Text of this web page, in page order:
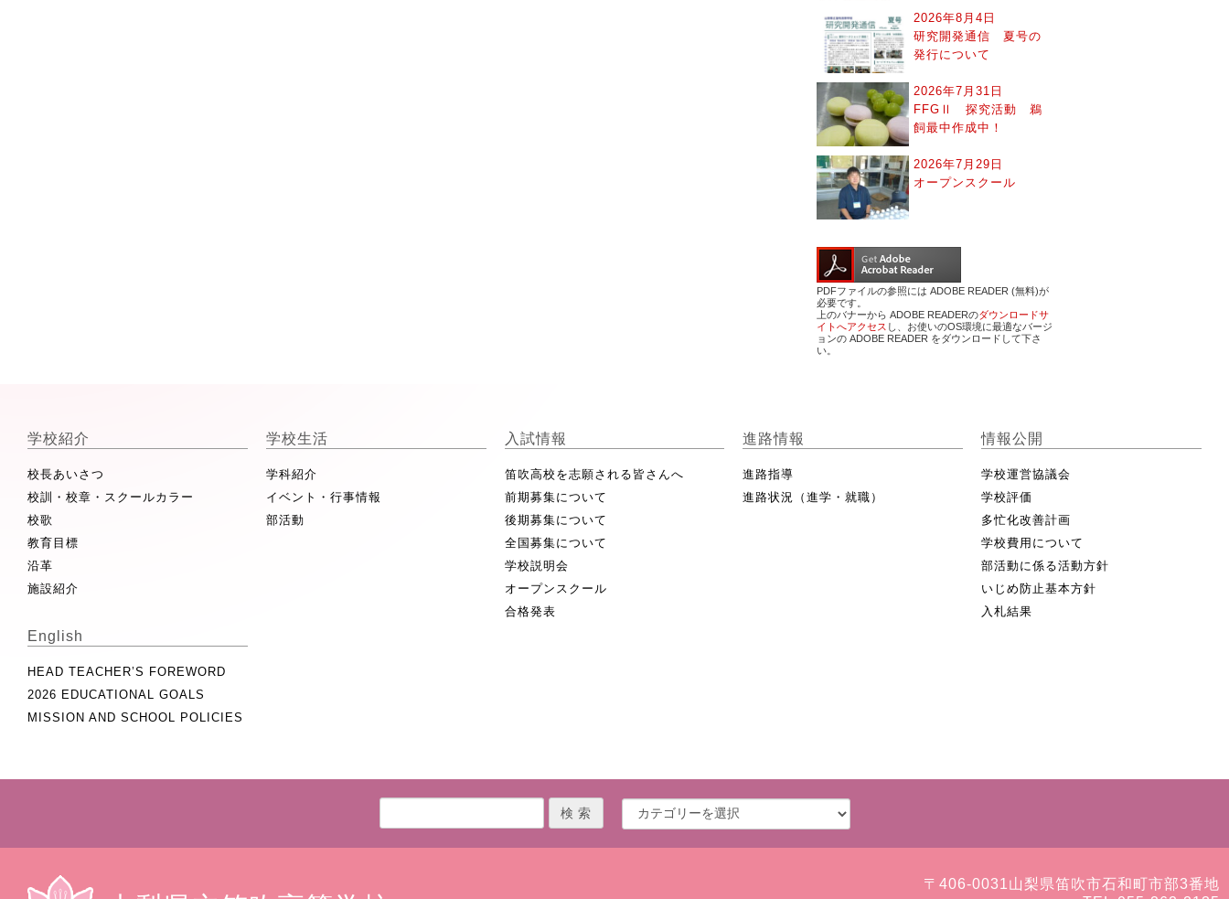
2026年8月4日
研究開発通信 夏号の
発行について
2026年7月31日
FFGⅡ 探究活動 鵜
飼最中作成中！
2026年7月29日
オープンスクール
PDFファイルの参照には ADOBE READER (無料)が
必要です。
上のバナーから ADOBE READERのダウンロードサ
イトへアクセス し、お使いのOS環境に最適なバージ
ョンの ADOBE READER をダウンロードして下さ
い。
学校紹介
校長あいさつ
校訓・校章・スクールカラー
校歌
教育目標
沿革
施設紹介
学校生活
学科紹介
イベント・行事情報
部活動
入試情報
笛吹高校を志願される皆さんへ
前期募集について
後期募集について
全国募集について
学校説明会
オープンスクール
合格発表
進路情報
進路指導
進路状況（進学・就職）
情報公開
学校運営協議会
学校評価
多忙化改善計画
学校費用について
部活動に係る活動方針
いじめ防止基本方針
入札結果
English
HEAD TEACHER’S FOREWORD
2026 EDUCATIONAL GOALS
MISSION AND SCHOOL POLICIES
〒406-0031山梨県笛吹市石和町市部3番地